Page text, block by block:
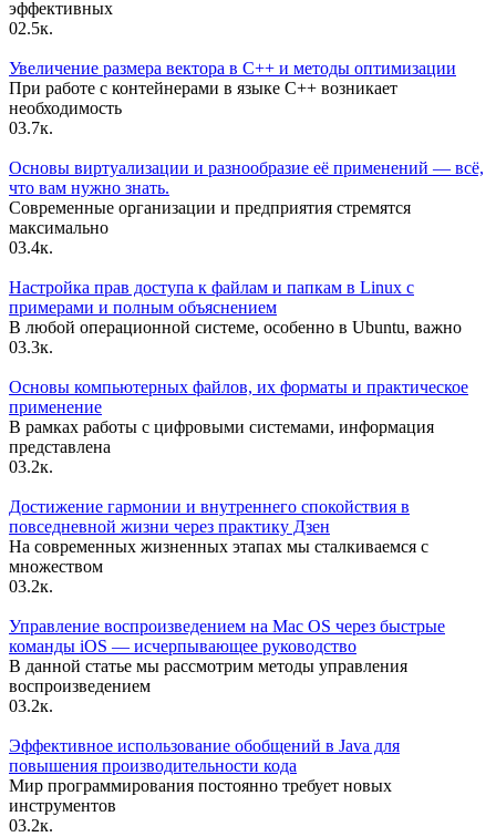
эффективных
02.5к.
Увеличение размера вектора в C++ и методы оптимизации
При работе с контейнерами в языке C++ возникает
необходимость
03.7к.
Основы виртуализации и разнообразие её применений — всё,
что вам нужно знать.
Современные организации и предприятия стремятся
максимально
03.4к.
Настройка прав доступа к файлам и папкам в Linux с
примерами и полным объяснением
В любой операционной системе, особенно в Ubuntu, важно
03.3к.
Основы компьютерных файлов, их форматы и практическое
применение
В рамках работы с цифровыми системами, информация
представлена
03.2к.
Достижение гармонии и внутреннего спокойствия в
повседневной жизни через практику Дзен
На современных жизненных этапах мы сталкиваемся с
множеством
03.2к.
Управление воспроизведением на Mac OS через быстрые
команды iOS — исчерпывающее руководство
В данной статье мы рассмотрим методы управления
воспроизведением
03.2к.
Эффективное использование обобщений в Java для
повышения производительности кода
Мир программирования постоянно требует новых
инструментов
03.2к.